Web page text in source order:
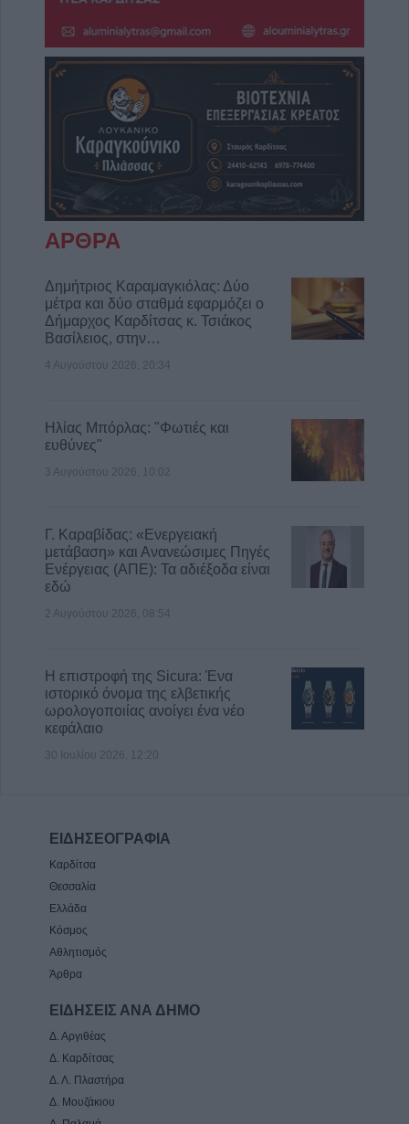
ΑΡΘΡΑ
Δημήτριος Καραμαγκιόλας: Δύο
μέτρα και δύο σταθμά εφαρμόζει ο
Δήμαρχος Καρδίτσας κ. Τσιάκος
Βασίλειος, στην…
4 Αυγούστου 2026, 20:34
Ηλίας Μπόρλας: "Φωτιές και
ευθύνες"
3 Αυγούστου 2026, 10:02
Γ. Καραβίδας: «Ενεργειακή
μετάβαση» και Ανανεώσιμες Πηγές
Ενέργειας (ΑΠΕ): Τα αδιέξοδα είναι
εδώ
2 Αυγούστου 2026, 08:54
Η επιστροφή της Sicura: Ένα
ιστορικό όνομα της ελβετικής
ωρολογοποιίας ανοίγει ένα νέο
κεφάλαιο
30 Ιουλίου 2026, 12:20
ΕΙΔΗΣΕΟΓΡΑΦΙΑ
Καρδίτσα
Θεσσαλία
Ελλάδα
Κόσμος
Αθλητισμός
Άρθρα
ΕΙΔΗΣΕΙΣ ΑΝΑ ΔΗΜΟ
Δ. Αργιθέας
Δ. Καρδίτσας
Δ. Λ. Πλαστήρα
Δ. Μουζάκιου